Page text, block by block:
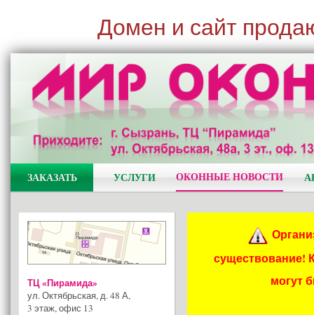
Домен и сайт
ЗАКАЗАТЬ УСЛУГИ ОКОННЫЕ НОВОСТИ
ТЦ «Пирамида»
ул. Октябрьская, д. 48 А,
3 этаж, офис 13
существование!
могут